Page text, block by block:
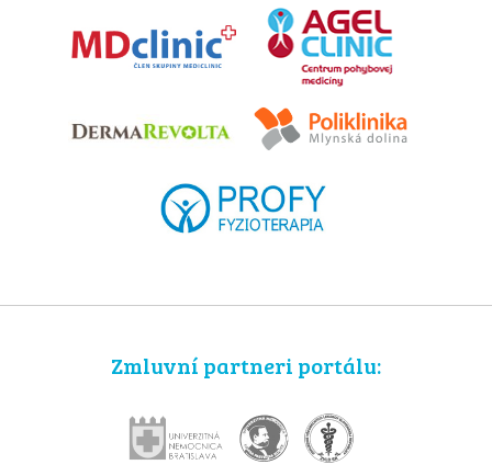
Zmluvní partneri portálu: